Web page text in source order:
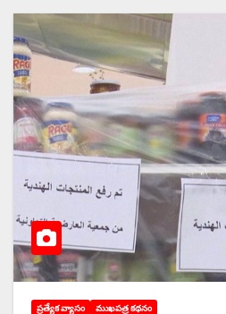
ప్రత్యేక వ్యాసం ముఖపత్ర కథనం